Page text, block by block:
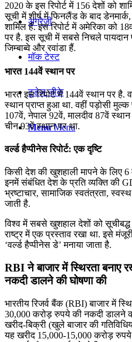
अंग्रेजी
मॉक टेस्ट
टुडेज जीके
Menu Menu
2020 के इस रिपोर्ट में 156 देशों को
सूची में शीर्ष में फिनलैंड के बाद
शामिल हैं. इस रिपोर्ट में अमेरिका को
पर है. इस सूची में सबसे निचले पायदान
जिम्बाब्वे और रवांडा हैं.
भारत 144वें स्थान पर
भारत इस रिपोर्ट में 144वें स्थान पर है.
स्थान प्राप्त हुआ था. वहीं पड़ोसी मुल्क
107वें, नेपाल 92वें, मालदीव 87वें
चीन 93वें स्थान पर था.
वर्ल्ड हैप्पीनेस रिपोर्ट: एक दृष्टि
किसी देश की खुशहाली मापने के लिए 6
इनमें संबंधित देश के प्रति व्यक्ति की
भ्रष्टाचार, सामाजिक स्वतंत्रता,
जाती है.
विश्व में सबसे खुशहाल देशों को
राष्ट्र में एक प्रस्ताव रखा था. इसे
‘वर्ल्ड हैप्पीनेस डे’ मनाया जाता है.
RBI ने बाजार में स्थिरता
नकदी डालने की घोषणा की
भारतीय रिजर्व बैंक (RBI) बाजार में
30,000 करोड़ रुपये की नकदी डालने
खरीद-बिक्री (खुले बाजार की
यह खरीद 15,000-15,000 करोड़ रुपये